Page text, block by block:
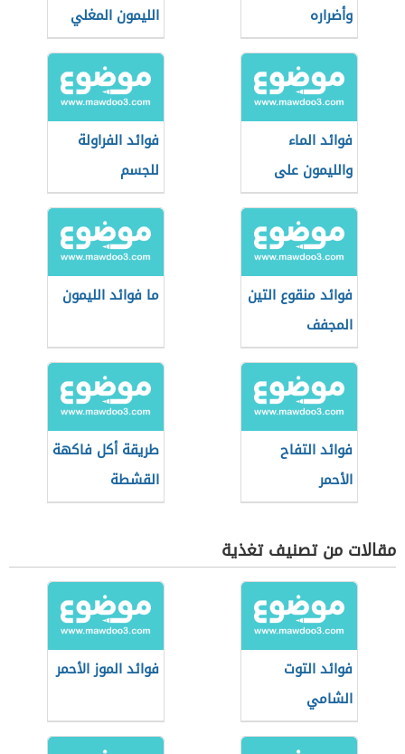
وأضراره
الليمون المغلي
فوائد الماء
والليمون على
الريق
فوائد الفراولة
للجسم
فوائد منقوع التين
المجفف
ما فوائد الليمون
فوائد التفاح
الأحمر
طريقة أكل فاكهة
القشطة
مقالات من تصنيف تغذية
فوائد التوت
الشامي
فوائد الموز الأحمر